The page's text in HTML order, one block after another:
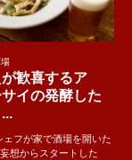
歓喜するア
イの発酵した
ェフが家で酒場を開いた
想からスタートした